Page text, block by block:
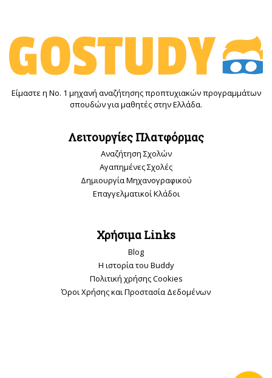
Είμαστε η Νο. 1 μηχανή αναζήτησης προπτυχιακών προγραμμάτων
σπουδών για μαθητές στην Ελλάδα.
Λειτουργίες Πλατφόρμας
Αναζήτηση Σχολών
Αγαπημένες Σχολές
Δημιουργία Μηχανογραφικού
Επαγγελματικοί Κλάδοι
Χρήσιμα Links
Blog
Η ιστορία του Buddy
Πολιτική χρήσης Cookies
Όροι Χρήσης και Προστασία Δεδομένων